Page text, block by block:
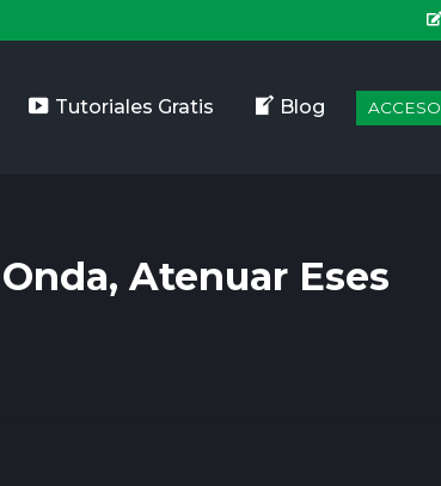
Tutoriales Gratis Blog ACCESO
Atenuar Eses